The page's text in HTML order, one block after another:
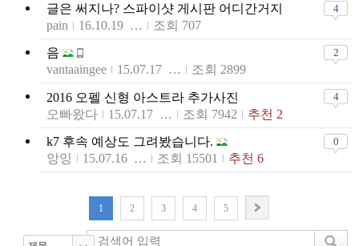
글은 써지나? 스파이샷 게시판 어디간거지
pain
16.10.19 12:50 조회 707
4
음
vantaaingee
15.07.17 14:54 조회 2899
2
2016 오펠 신형 아스트라 추가사진
오빠왔다
15.07.17 10:35 조회 7942 추천 2
4
k7 후속 예상도 그려봤습니다.
앙잉
15.07.16 21:49 조회 15501 추천 6
0
1 2 3 4 5